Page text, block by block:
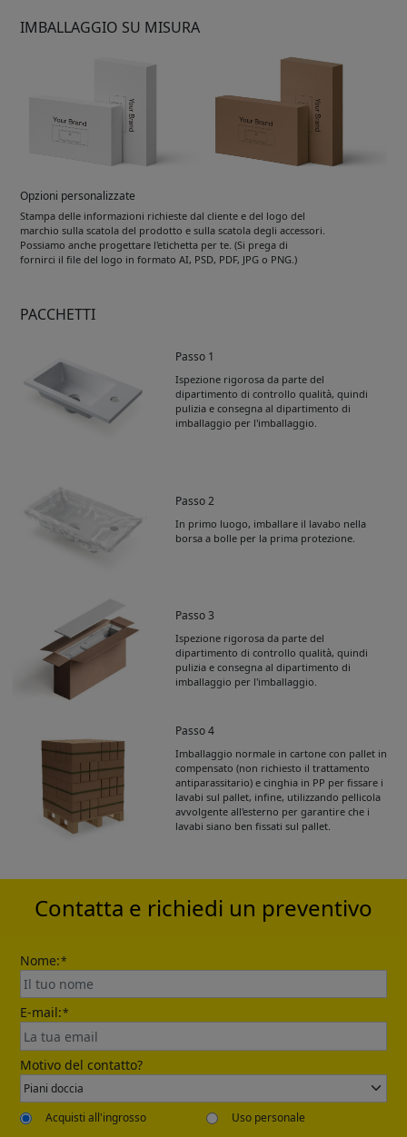
IMBALLAGGIO SU MISURA
Opzioni personalizzate
Stampa delle informazioni richieste dal cliente e del logo del
marchio sulla scatola del prodotto e sulla scatola degli accessori.
Possiamo anche progettare l'etichetta per te. (Si prega di
fornirci il file del logo in formato AI, PSD, PDF, JPG o PNG.)
PACCHETTI
Passo 1
Ispezione rigorosa da parte del
dipartimento di controllo qualità, quindi
pulizia e consegna al dipartimento di
imballaggio per l'imballaggio.
Passo 2
In primo luogo, imballare il lavabo nella
borsa a bolle per la prima protezione.
Passo 3
Ispezione rigorosa da parte del
dipartimento di controllo qualità, quindi
pulizia e consegna al dipartimento di
imballaggio per l'imballaggio.
Passo 4
Imballaggio normale in cartone con pallet in
compensato (non richiesto il trattamento
antiparassitario) e cinghia in PP per fissare i
lavabi sul pallet, infine, utilizzando pellicola
avvolgente all'esterno per garantire che i
lavabi siano ben fissati sul pallet.
Get Catalogue
Please leave your contact information,the
Send
Contatta e richiedi un preventivo
Nome:*
E-mail:*
Motivo del contatto?
Acquisti all'ingrosso Uso personale